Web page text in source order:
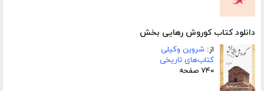
دانلود کتاب کوروش رهایی بخش
از: شروین وکیلی
کتاب‌های تاریخی
۷۴۰ صفحه